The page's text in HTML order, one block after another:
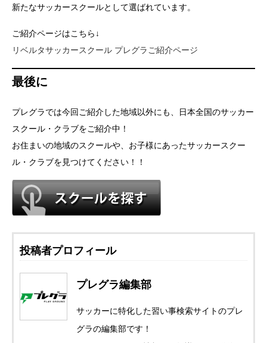
新たなサッカースクールとして選ばれています。
ご紹介ページはこちら↓
リベルタサッカースクール プレグラご紹介ページ
最後に
プレグラでは今回ご紹介した地域以外にも、日本全国のサッカー
スクール・クラブをご紹介中！
お住まいの地域のスクールや、お子様にあったサッカースクー
ル・クラブを見つけてください！！
投稿者プロフィール
プレグラ編集部
サッカーに特化した習い事検索サイトのプレ
グラの編集部です！